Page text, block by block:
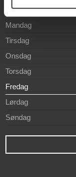
Åbningstider
Mandag
Tirsdag
Onsdag
Torsdag
Fredag
Lørdag
Søndag